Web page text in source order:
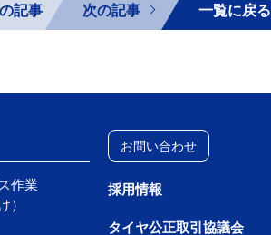
記事 次の記事 一覧に戻る
作業
）
お問い合わせ
採用情報
タイヤ公正取引協議会